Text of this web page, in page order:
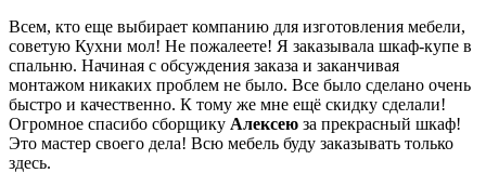
Всем, кто еще выбирает компанию для изготовления мебели,
советую Кухни мол! Не пожалеете! Я заказывала шкаф-купе в
спальню. Начиная с обсуждения заказа и заканчивая
монтажом никаких проблем не было. Все было сделано очень
быстро и качественно. К тому же мне ещё скидку сделали!
Огромное спасибо сборщику Алексею за прекрасный шкаф!
Это мастер своего дела! Всю мебель буду заказывать только
здесь.